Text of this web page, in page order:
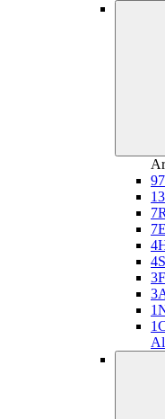
97
13
7
7
4
4
3
3
1
1